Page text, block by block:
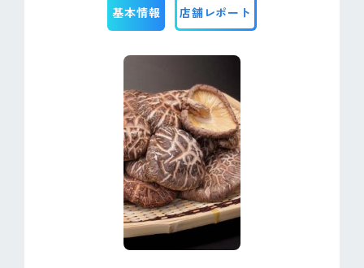
基本情報 店舗レポート